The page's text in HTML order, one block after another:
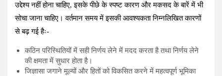
उद्देश्य नहीं होना चाहिए, इसके पीछे के स्पष्ट कारण और मकसद के बारें में भी
सोचा जाना चाहिए। वर्तमान समय में इसकी आवश्यकता निम्नलिखित कारणों
से बढ़ गई हैः-
कठिन परिस्थितियों में सही निर्णय लेने में मदद करता है तथा निर्णय लेने
की क्षमता में सुधार होता है।
जिज्ञासा जगाने मूल्यों और हितों को विकसित करने में महत्वपूर्ण भूमिका